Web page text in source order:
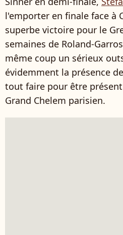
l'emporter en finale face à
superbe victoire pour le
semaines de Roland-
même coup un sérieux
évidemment la présence
tout faire pour être
Grand Chelem parisien.